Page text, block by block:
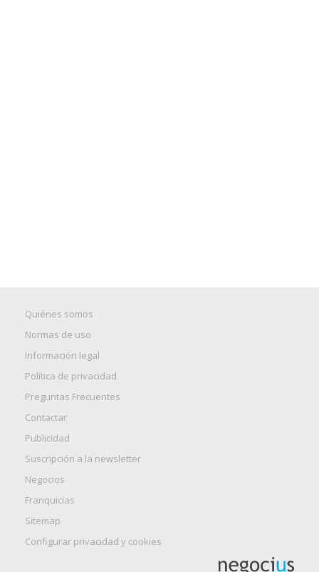
Quiénes somos
Normas de uso
Información legal
Política de privacidad
Preguntas Frecuentes
Contactar
Publicidad
Suscripción a la newsletter
Negocios
Franquicias
Sitemap
Configurar privacidad y cookies